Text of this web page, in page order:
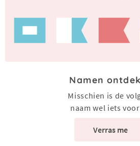
Namen
Misschien is de
naam wel iets
Verras me